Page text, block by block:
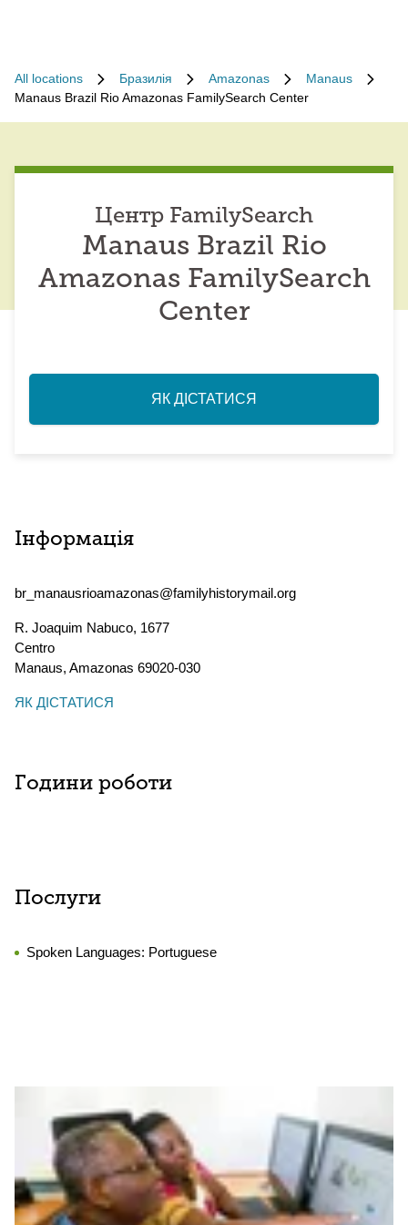
All locations Бразилія Amazonas
Manaus
Manaus Brazil Rio Amazonas FamilySearch Center
Центр FamilySearch
Manaus Brazil Rio
Amazonas FamilySearch
Center
ЯК ДІСТАТИСЯ
Інформація
br_manausrioamazonas@familyhistorymail.org
R. Joaquim Nabuco, 1677
Centro
Manaus, Amazonas 69020-030
ЯК ДІСТАТИСЯ
Години роботи
Послуги
Spoken Languages: Portuguese